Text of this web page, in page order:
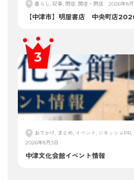
暮らし, 記事, 閉店, 開店・閉店 2026年8月
【中津市】明屋書店 中央町店
おでかけ, まとめ, イベント, ジモッシュPR,
2026年8月3日
中津文化会館イベント情報